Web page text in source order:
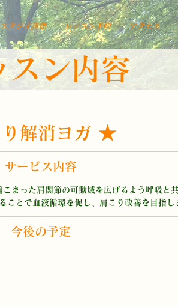
スタジオ詳細 レッスン予約 アクセス
スン内容
り解消ヨガ ★
サービス内容
まった肩関節の可動域を広げるよう呼吸と
ことで血液循環を促し、肩こり改善を目指し
今後の予定